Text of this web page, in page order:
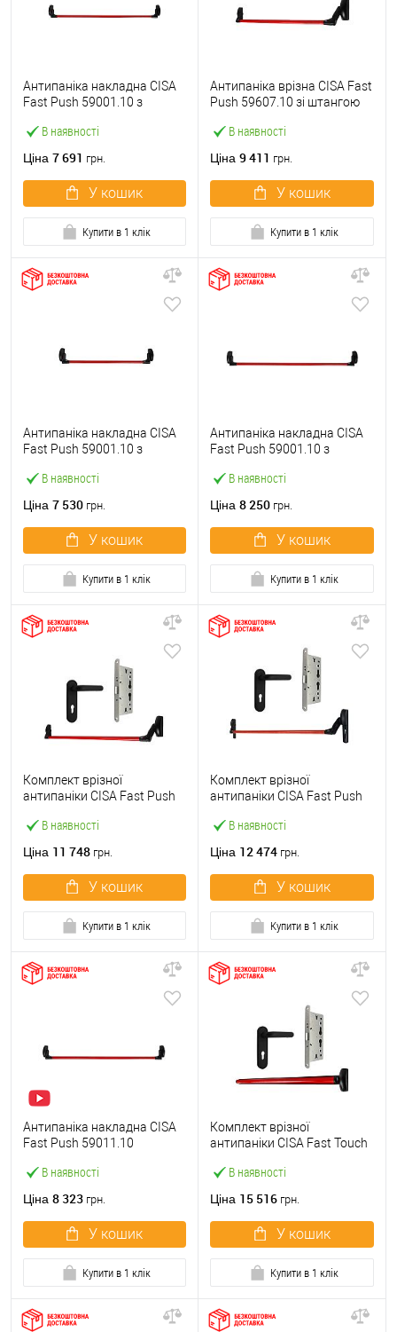
В наявності
Антипаніка накладна CISA
Fast Push 59001.10 з
мм червона
Ціна 7 691 грн.
У кошик
Купити в 1 клік
В наявності
Антипаніка врізна CISA Fast
Push 59607.10 зі штангою
Ціна 9 411 грн.
У кошик
Купити в 1 клік
В наявності
Антипаніка накладна CISA
Fast Push 59001.10 з
червона
Ціна 7 530 грн.
У кошик
Купити в 1 клік
В наявності
Антипаніка накладна CISA
Fast Push 59001.10 з
мм червона
Ціна 8 250 грн.
У кошик
Купити в 1 клік
В наявності
Комплект врізної
антипаніки CISA Fast Push
із замком та ручкою
Ціна 11 748 грн.
У кошик
Купити в 1 клік
В наявності
Комплект врізної
антипаніки CISA Fast Push
червоний із замком та
Ціна 12 474 грн.
У кошик
Купити в 1 клік
В наявності
Антипаніка накладна CISA
Fast Push 59011.10
штангою 1200 мм червона
Ціна 8 323 грн.
У кошик
Купити в 1 клік
В наявності
Комплект врізної
антипаніки CISA Fast Touch
із замком та ручкою
Ціна 15 516 грн.
У кошик
Купити в 1 клік